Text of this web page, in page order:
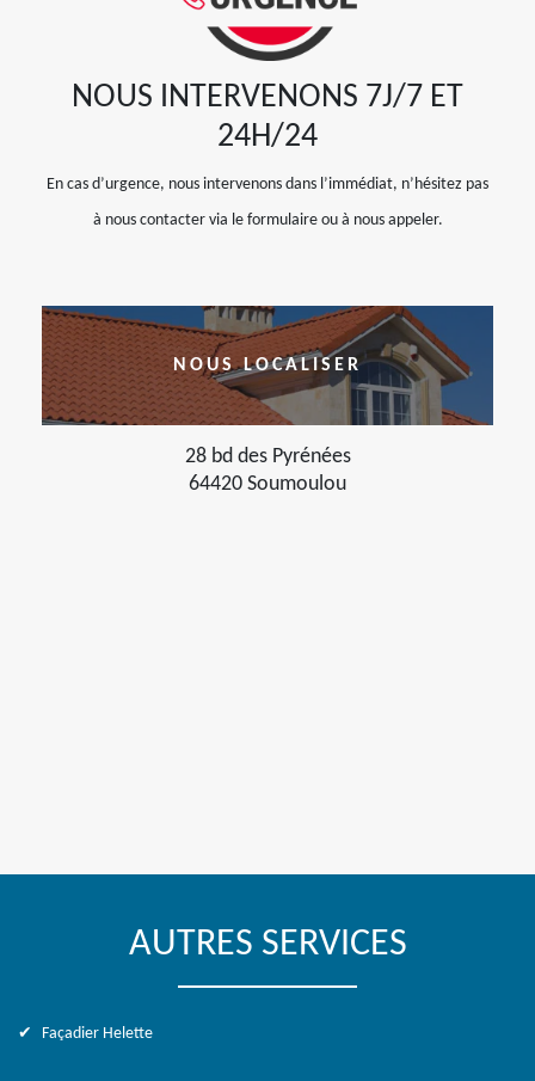
NOUS INTERVENONS 7J/7 ET
24H/24
En cas d’urgence, nous intervenons dans l’immédiat, n’hésitez pas
à nous contacter via le formulaire ou à nous appeler.
NOUS LOCALISER
28 bd des Pyrénées
64420 Soumoulou
AUTRES SERVICES
Façadier Helette